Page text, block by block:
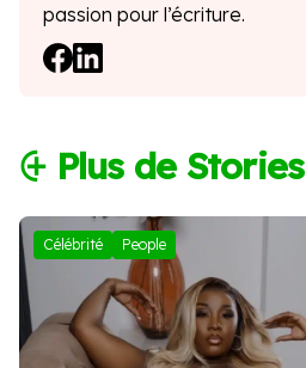
passion pour l’écriture.
⨭ Plus de Stories
Célébrité People